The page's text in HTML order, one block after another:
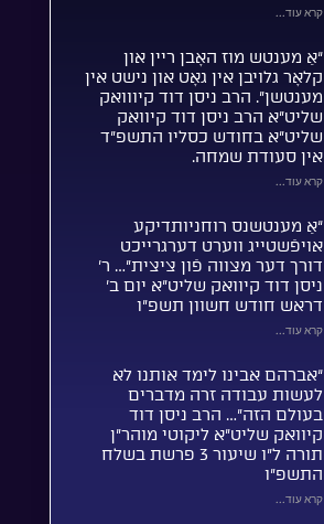
קרא עוד...
“אַ מענטש מוז האָבן ריין און
קלאָר גלויבן אין גאָט און נישט אין
מענטשן”. הרב ניסן דוד קיווואק
שליט”א הרב ניסן דוד קיוואק
שליט”א בחודש כסליו התשפ”ד
אין סעודת שמחה.
קרא עוד...
“אַ מענטשנס רוחניותדיקע
אויפֿשטייג ווערט דערגרייכט
דורך דער מצווה פֿון ציצית”… ר’
ניסן דוד קיוואק שליט”א יום ב’
דראש חודש חשוון תשפ”ו
קרא עוד...
“אברהם אבינו לימד אותנו לא
לעשות עבודה זרה מדברים
בעולם הזה”… הרב ניסן דוד
קיוואק שליט”א ליקוטי מוהר”ן
תורה ל”ו שיעור 3 פרשת בשלח
התשפ”ו
קרא עוד...